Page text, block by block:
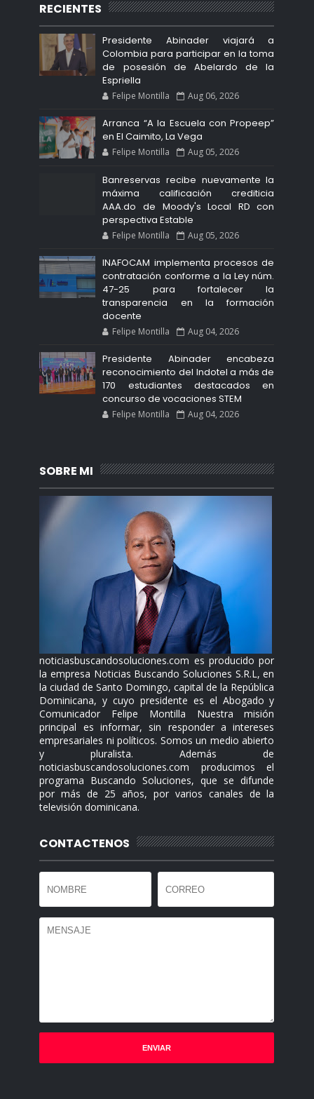
RECIENTES
Presidente Abinader viajará a
Colombia para participar en la toma
de posesión de Abelardo de la
Espriella
Felipe Montilla Aug 06, 2026
Arranca “A la Escuela con Propeep”
en El Caimito, La Vega
Felipe Montilla Aug 05, 2026
Banreservas recibe nuevamente la
máxima calificación crediticia
AAA.do de Moody's Local RD con
perspectiva Estable
Felipe Montilla Aug 05, 2026
INAFOCAM implementa procesos de
contratación conforme a la Ley núm.
47-25 para fortalecer la
transparencia en la formación
docente
Felipe Montilla Aug 04, 2026
Presidente Abinader encabeza
reconocimiento del Indotel a más de
170 estudiantes destacados en
concurso de vocaciones STEM
Felipe Montilla Aug 04, 2026
SOBRE MI
noticiasbuscandosoluciones.com es producido por
la empresa Noticias Buscando Soluciones S.R.L, en
la ciudad de Santo Domingo, capital de la República
Dominicana, y cuyo presidente es el Abogado y
Comunicador Felipe Montilla Nuestra misión
principal es informar, sin responder a intereses
empresariales ni políticos. Somos un medio abierto
y pluralista. Además de
noticiasbuscandosoluciones.com producimos el
programa Buscando Soluciones, que se difunde
por más de 25 años, por varios canales de la
televisión dominicana.
CONTACTENOS